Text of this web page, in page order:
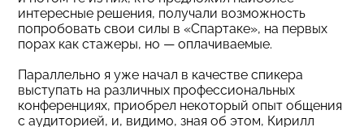
интересные решения, получали возможность
попробовать свои силы в «Спартаке», на первых
порах как стажеры, но — оплачиваемые.
Параллельно я уже начал в качестве спикера
выступать на различных профессиональных
конференциях, приобрел некоторый опыт общения
с аудиторией, и, видимо, зная об этом, Кирилл